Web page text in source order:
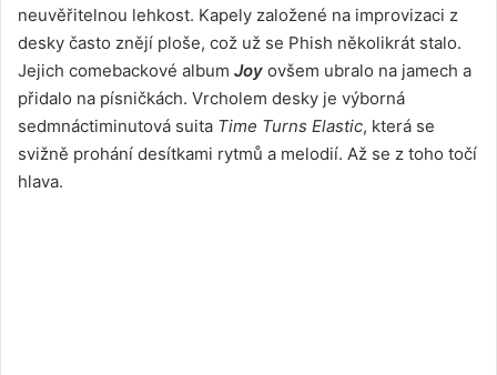
neuvěřitelnou lehkost. Kapely založené na improvizaci z
desky často znějí ploše, což už se Phish několikrát stalo.
Jejich comebackové album Joy ovšem ubralo na jamech a
přidalo na písničkách. Vrcholem desky je výborná
sedmnáctiminutová suita Time Turns Elastic, která se
svižně prohání desítkami rytmů a melodií. Až se z toho točí
hlava.